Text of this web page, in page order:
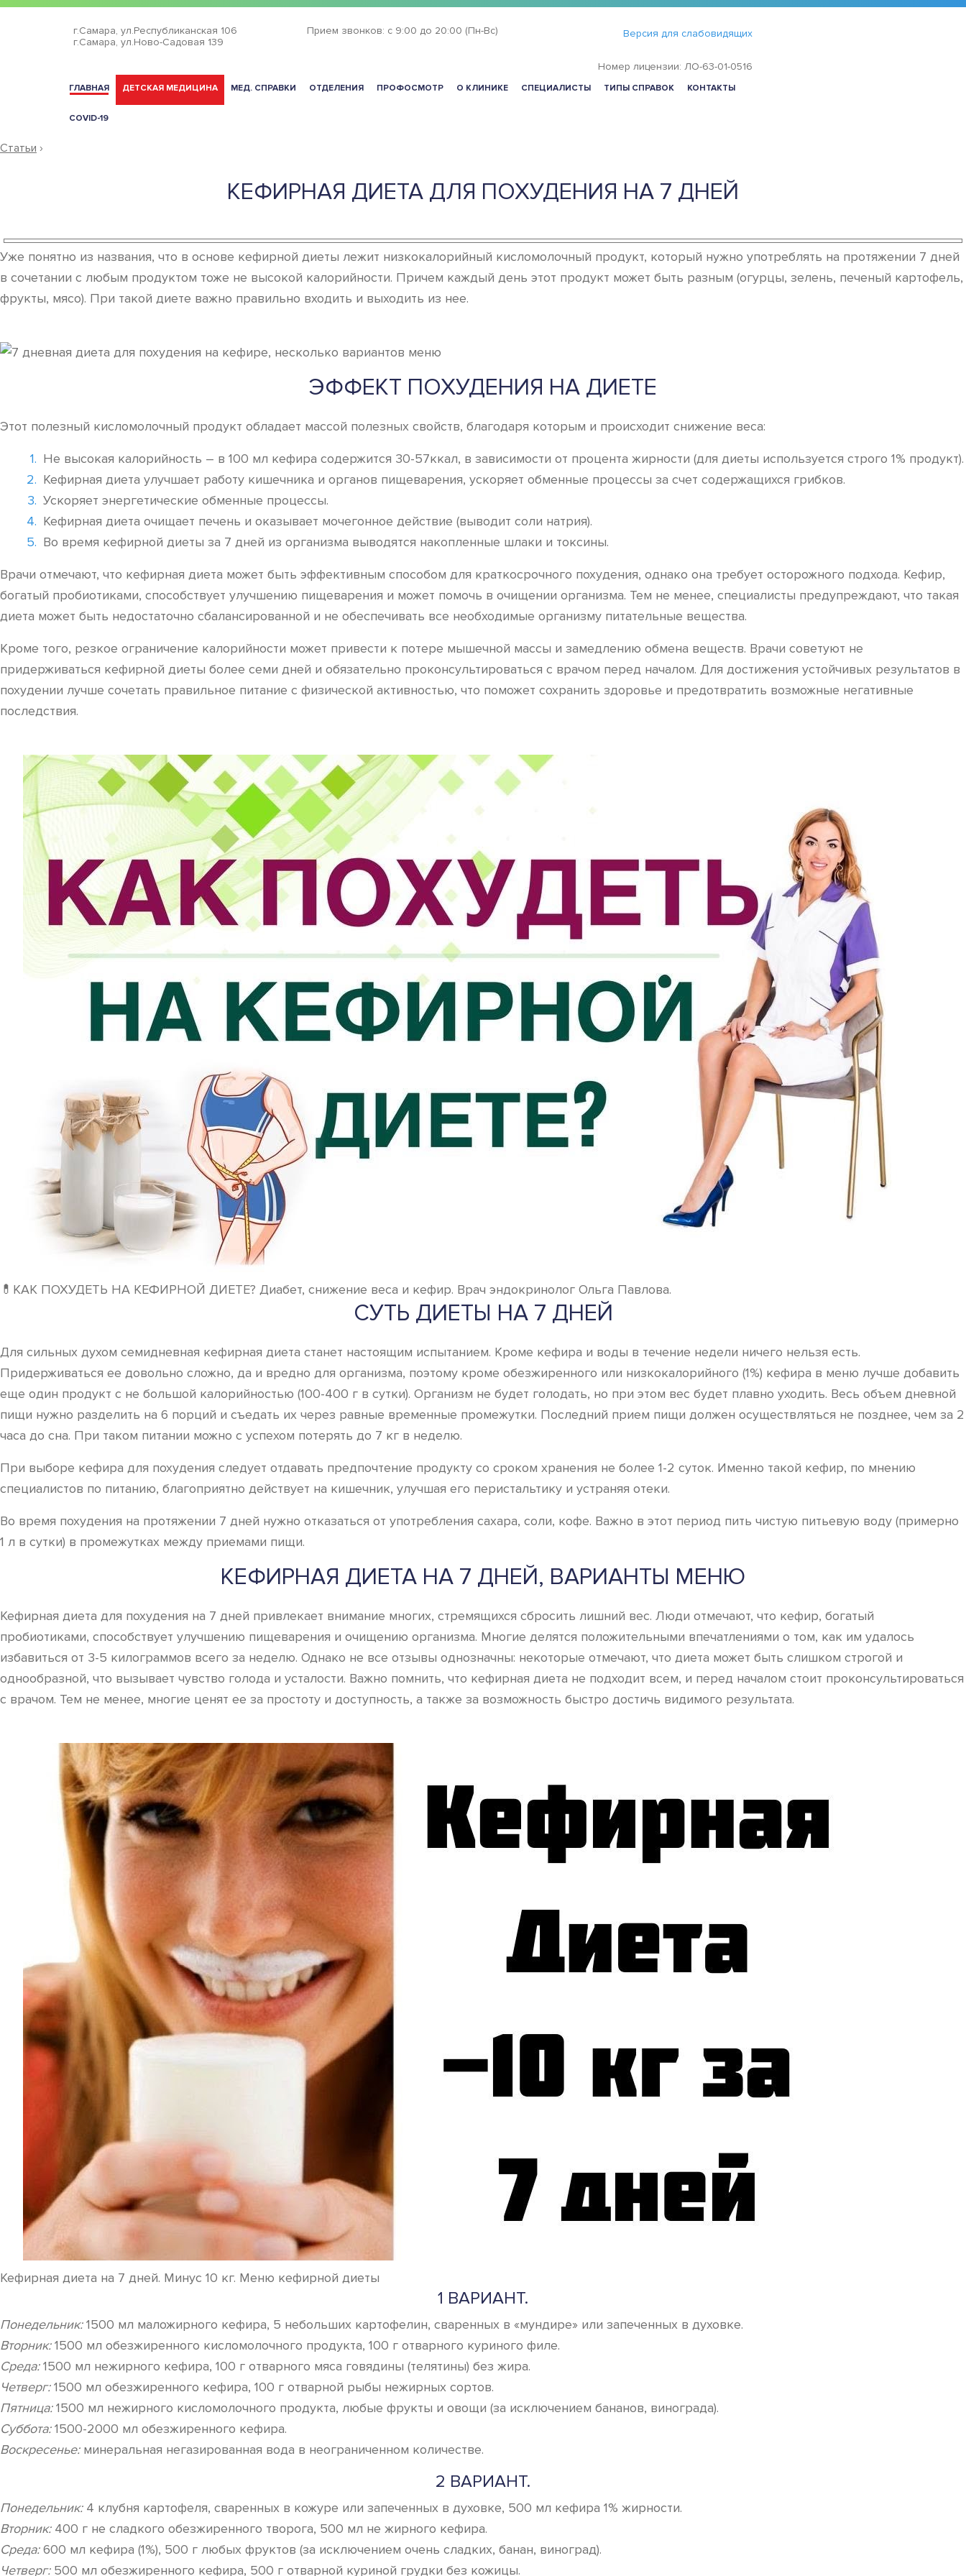
г.Самара, ул.Республиканская 106
г.Самара, ул.Ново-Садовая 139
Прием звонков: с 9:00 до 20:00 (Пн-Вс) Версия для слабовидящих
Номер лицензии: ЛО-63-01-0516
ГЛАВНАЯ ДЕТСКАЯ МЕДИЦИНА МЕД. СПРАВКИ ОТДЕЛЕНИЯ ПРОФОСМОТР О КЛИНИКЕ СПЕЦИАЛИСТЫ ТИПЫ СПРАВОК КОНТАКТЫ
COVID-19
Статьи ›
КЕФИРНАЯ ДИЕТА ДЛЯ ПОХУДЕНИЯ НА 7 ДНЕЙ
Уже понятно из названия, что в основе кефирной диеты лежит низкокалорийный кисломолочный продукт, который нужно употреблять на протяжении 7 дней
в сочетании с любым продуктом тоже не высокой калорийности. Причем каждый день этот продукт может быть разным (огурцы, зелень, печеный картофель,
фрукты, мясо). При такой диете важно правильно входить и выходить из нее.
ЭФФЕКТ ПОХУДЕНИЯ НА ДИЕТЕ
Этот полезный кисломолочный продукт обладает массой полезных свойств, благодаря которым и происходит снижение веса:
Не высокая калорийность – в 100 мл кефира содержится 30-57ккал, в зависимости от процента жирности (для диеты используется строго 1% продукт).
Кефирная диета улучшает работу кишечника и органов пищеварения, ускоряет обменные процессы за счет содержащихся грибков.
Ускоряет энергетические обменные процессы.
Кефирная диета очищает печень и оказывает мочегонное действие (выводит соли натрия).
Во время кефирной диеты за 7 дней из организма выводятся накопленные шлаки и токсины.
Врачи отмечают, что кефирная диета может быть эффективным способом для краткосрочного похудения, однако она требует осторожного подхода. Кефир,
богатый пробиотиками, способствует улучшению пищеварения и может помочь в очищении организма. Тем не менее, специалисты предупреждают, что такая
диета может быть недостаточно сбалансированной и не обеспечивать все необходимые организму питательные вещества.
Кроме того, резкое ограничение калорийности может привести к потере мышечной массы и замедлению обмена веществ. Врачи советуют не
придерживаться кефирной диеты более семи дней и обязательно проконсультироваться с врачом перед началом. Для достижения устойчивых результатов в
похудении лучше сочетать правильное питание с физической активностью, что поможет сохранить здоровье и предотвратить возможные негативные
последствия.
💊КАК ПОХУДЕТЬ НА КЕФИРНОЙ ДИЕТЕ? Диабет, снижение веса и кефир. Врач эндокринолог Ольга Павлова.
СУТЬ ДИЕТЫ НА 7 ДНЕЙ
Для сильных духом семидневная кефирная диета станет настоящим испытанием. Кроме кефира и воды в течение недели ничего нельзя есть.
Придерживаться ее довольно сложно, да и вредно для организма, поэтому кроме обезжиренного или низкокалорийного (1%) кефира в меню лучше добавить
еще один продукт с не большой калорийностью (100-400 г в сутки). Организм не будет голодать, но при этом вес будет плавно уходить. Весь объем дневной
пищи нужно разделить на 6 порций и съедать их через равные временные промежутки. Последний прием пищи должен осуществляться не позднее, чем за 2
часа до сна. При таком питании можно с успехом потерять до 7 кг в неделю.
При выборе кефира для похудения следует отдавать предпочтение продукту со сроком хранения не более 1-2 суток. Именно такой кефир, по мнению
специалистов по питанию, благоприятно действует на кишечник, улучшая его перистальтику и устраняя отеки.
Во время похудения на протяжении 7 дней нужно отказаться от употребления сахара, соли, кофе. Важно в этот период пить чистую питьевую воду (примерно
1 л в сутки) в промежутках между приемами пищи.
КЕФИРНАЯ ДИЕТА НА 7 ДНЕЙ, ВАРИАНТЫ МЕНЮ
Кефирная диета для похудения на 7 дней привлекает внимание многих, стремящихся сбросить лишний вес. Люди отмечают, что кефир, богатый
пробиотиками, способствует улучшению пищеварения и очищению организма. Многие делятся положительными впечатлениями о том, как им удалось
избавиться от 3-5 килограммов всего за неделю. Однако не все отзывы однозначны: некоторые отмечают, что диета может быть слишком строгой и
однообразной, что вызывает чувство голода и усталости. Важно помнить, что кефирная диета не подходит всем, и перед началом стоит проконсультироваться
с врачом. Тем не менее, многие ценят ее за простоту и доступность, а также за возможность быстро достичь видимого результата.
Кефирная диета на 7 дней. Минус 10 кг. Меню кефирной диеты
1 ВАРИАНТ.
Понедельник:1500 мл маложирного кефира, 5 небольших картофелин, сваренных в «мундире» или запеченных в духовке.
Вторник:1500 мл обезжиренного кисломолочного продукта, 100 г отварного куриного филе.
Среда:1500 мл нежирного кефира, 100 г отварного мяса говядины (телятины) без жира.
Четверг:1500 мл обезжиренного кефира, 100 г отварной рыбы нежирных сортов.
Пятница:1500 мл нежирного кисломолочного продукта, любые фрукты и овощи (за исключением бананов, винограда).
Суббота:1500-2000 мл обезжиренного кефира.
Воскресенье:минеральная негазированная вода в неограниченном количестве.
2 ВАРИАНТ.
Понедельник:4 клубня картофеля, сваренных в кожуре или запеченных в духовке, 500 мл кефира 1% жирности.
Вторник:400 г не сладкого обезжиренного творога, 500 мл не жирного кефира.
Среда:600 мл кефира (1%), 500 г любых фруктов (за исключением очень сладких, банан, виноград).
Четверг:500 мл обезжиренного кефира, 500 г отварной куриной грудки без кожицы.